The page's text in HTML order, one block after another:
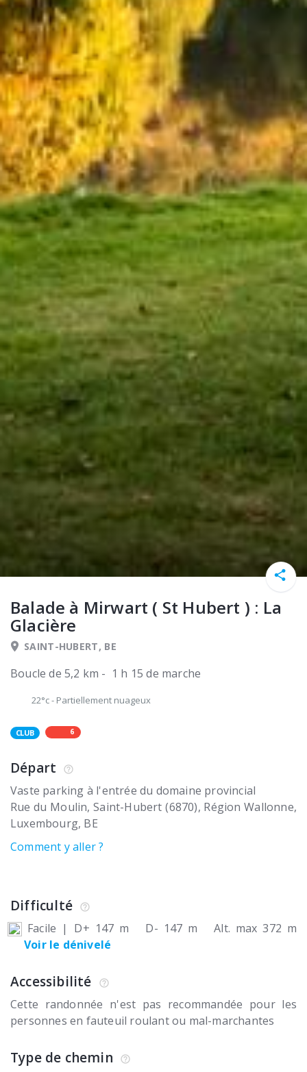
Balade à Mirwart ( St Hubert ) : La
Glacière
SAINT-HUBERT, BE
Boucle de 5,2 km - 1 h 15 de marche
22°c- Partiellement nuageux
CLUB 6
Départ
Vaste parking à l'entrée du domaine provincial
Rue du Moulin Saint-Hubert (6870) Région Wallonne,
Luxembourg BE
Comment y aller ?
Difficulté
Facile | D+ 147 m D- 147 m
Alt. max 372 m
Voir le dénivelé
Accessibilité
Cette randonnée n'est pas recommandée pour les
personnes en fauteuil roulant ou mal-marchantes
Type de chemin